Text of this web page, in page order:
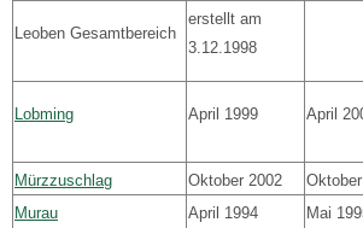
Leoben Gesamtbereich
erstellt am
3.12.1998
Lobming April 1999 April
Mürzzuschlag Oktober 2002
Murau
April 1994 Mai